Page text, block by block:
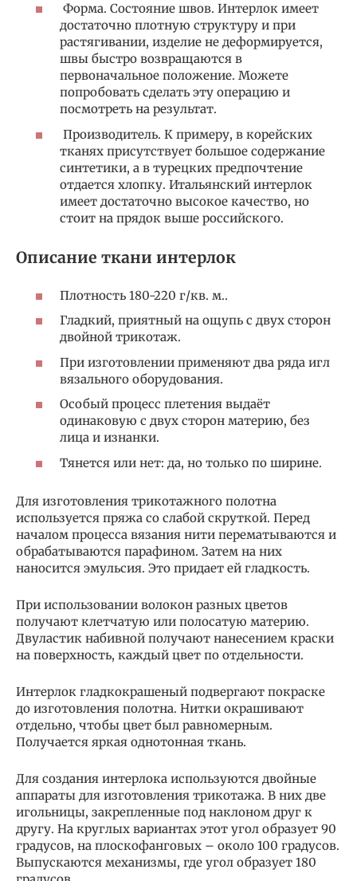
Форма. Состояние швов. Интерлок имеет
достаточно плотную структуру и при
растягивании, изделие не деформируется,
швы быстро возвращаются в
первоначальное положение. Можете
попробовать сделать эту операцию и
посмотреть на результат.
Производитель. К примеру, в корейских
тканях присутствует большое содержание
синтетики, а в турецких предпочтение
отдается хлопку. Итальянский интерлок
имеет достаточно высокое качество, но
стоит на прядок выше российского.
Описание ткани интерлок
Плотность 180-220 г/кв. м..
Гладкий, приятный на ощупь с двух сторон
двойной трикотаж.
При изготовлении применяют два ряда игл
вязального оборудования.
Особый процесс плетения выдаёт
одинаковую с двух сторон материю, без
лица и изнанки.
Тянется или нет: да, но только по ширине.
Для изготовления трикотажного полотна
используется пряжа со слабой скруткой. Перед
началом процесса вязания нити перематываются и
обрабатываются парафином. Затем на них
наносится эмульсия. Это придает ей гладкость.
При использовании волокон разных цветов
получают клетчатую или полосатую материю.
Двуластик набивной получают нанесением краски
на поверхность, каждый цвет по отдельности.
Интерлок гладкокрашеный подвергают покраске
до изготовления полотна. Нитки окрашивают
отдельно, чтобы цвет был равномерным.
Получается яркая однотонная ткань.
Для создания интерлока используются двойные
аппараты для изготовления трикотажа. В них две
игольницы, закрепленные под наклоном друг к
другу. На круглых вариантах этот угол образует 90
градусов, на плоскофанговых – около 100 градусов.
Выпускаются механизмы, где угол образует 180